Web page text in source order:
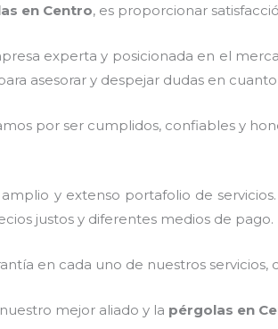
en Centro, es proporcionar
experta y posicionada en el
asesorar y despejar dudas en
por ser cumplidos, confiables y
y extenso portafolio de servicios.
justos y diferentes medios de pago.
en cada uno de nuestros
mejor aliado y la pérgolas en